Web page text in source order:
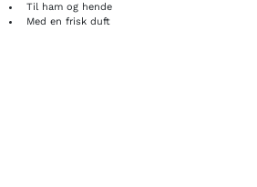
Til ham og hende
Med en frisk duft